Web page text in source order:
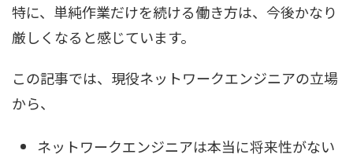
特に、単純作業だけを続ける働き方は、今後かなり
厳しくなると感じています。
この記事では、現役ネットワークエンジニアの立場
から、
ネットワークエンジニアは本当に将来性がない